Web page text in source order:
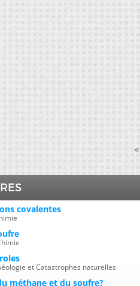
«
covalentes
et Catastrophes naturelles
méthane et du soufre?